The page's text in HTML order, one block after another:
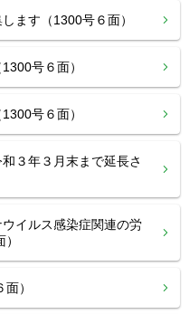
ます（1300号６面）
号６面）
号６面）
３年３月末まで延長さ
イルス感染症関連の労
）